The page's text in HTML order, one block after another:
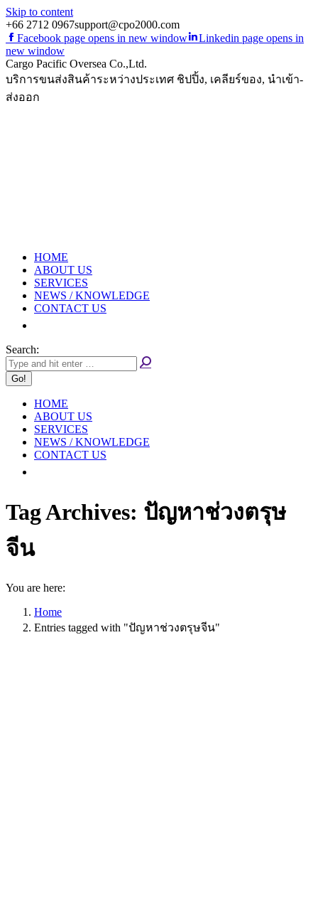
Skip to content
+66 2712 0967support@cpo2000.com
Facebook page opens in new window
Linkedin page opens in
new window
Cargo Pacific Oversea Co.,Ltd.
บริการขนส่งสินค้าระหว่างประเทศ ชิปปิ้ง, เคลียร์ของ, นำเข้า-
ส่งออก
HOME
ABOUT US
SERVICES
NEWS / KNOWLEDGE
CONTACT US
Search:
HOME
ABOUT US
SERVICES
NEWS / KNOWLEDGE
CONTACT US
Tag Archives: ปัญหาช่วงตรุษ
จีน
You are here:
Home
Entries tagged with "ปัญหาช่วงตรุษจีน"